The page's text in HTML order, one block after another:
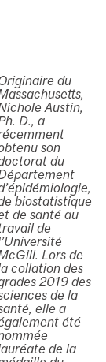
du
Austin,
D., a
son
du
biostatistique
de santé au
de
Lors de
collation des
2019 des
de la
elle a
été
de la